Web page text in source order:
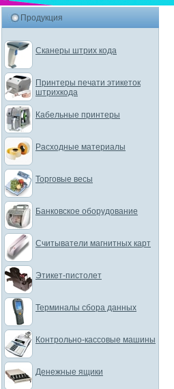
Продукция
Сканеры штрих кода
Принтеры печати этикеток
штрихкода
Кабельные принтеры
Расходные материалы
Торговые весы
Банковское оборудование
Считыватели магнитных карт
Этикет-пистолет
Терминалы сбора данных
Контрольно-кассовые машины
Денежные ящики